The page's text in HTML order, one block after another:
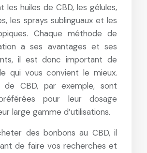
les huiles de CBD, les gélules,
les sprays sublinguaux et les
Chaque méthode de
a ses avantages et ses
il est donc important de
qui vous convient le mieux.
de CBD, par exemple, sont
pour leur dosage
large gamme d’utilisations.
des bonbons au CBD, il
de faire vos recherches et